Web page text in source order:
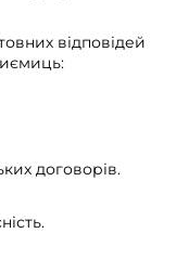
відповідей
договорів.